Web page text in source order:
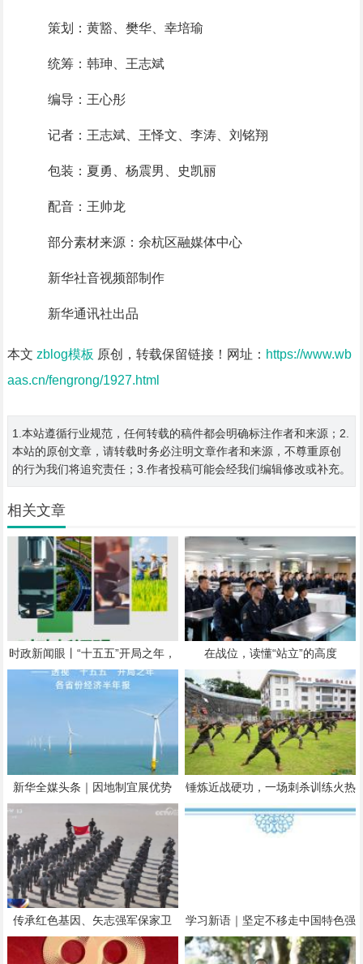
策划：黄豁、樊华、幸培瑜
统筹：韩珅、王志斌
编导：王心彤
记者：王志斌、王怿文、李涛、刘铭翔
包装：夏勇、杨震男、史凯丽
配音：王帅龙
部分素材来源：余杭区融媒体中心
新华社音视频部制作
新华通讯社出品
本文 zblog模板 原创，转载保留链接！网址： https://www.wb
aas.cn/fengrong/1927.html
1.本站遵循行业规范，任何转载的稿件都会明确标注作者和来源；2.
本站的原创文章，请转载时务必注明文章作者和来源，不尊重原创
的行为我们将追究责任；3.作者投稿可能会经我们编辑修改或补充。
相关文章
时政新闻眼丨“十五五”开局之年，
总书记关心百姓身边这些民生大事
在战位，读懂“站立”的高度
新华全媒头条｜因地制宜展优势
下好发展一盘棋——透视“十五
五”开局之年各省份经济半年报
锤炼近战硬功，一场刺杀训练火热
传承红色基因、矢志强军保家卫
国！各地多种形式庆祝中国人民解
放军建军99周年
学习新语｜坚定不移走中国特色强
军之路